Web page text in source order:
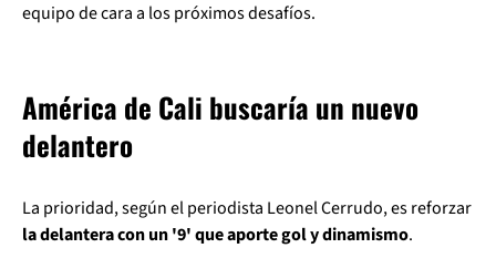
equipo de cara a los próximos desafíos.
América de Cali buscaría un nuevo
delantero
La prioridad, según el periodista Leonel Cerrudo, es reforzar
la delantera con un '9' que aporte gol y dinamismo.